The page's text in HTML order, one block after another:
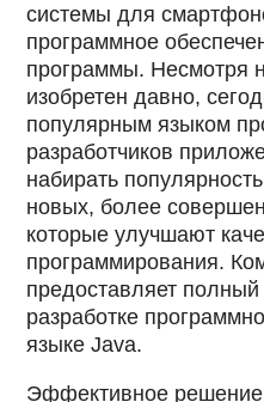
системы для
программное
программы. Несмотря
изобретен давно,
популярным языком
разработчиков
набирать
новых, более
которые улучшают
программирования.
предоставляет полный
разработке
языке Java.
Эффективное